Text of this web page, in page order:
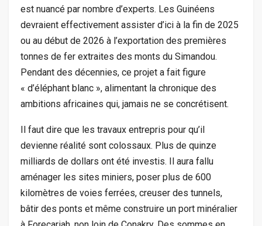
est nuancé par nombre d’experts. Les Guinéens
devraient effectivement assister d’ici à la fin de 2025
ou au début de 2026 à l’exportation des premières
tonnes de fer extraites des monts du Simandou.
Pendant des décennies, ce projet a fait figure
« d’éléphant blanc », alimentant la chronique des
ambitions africaines qui, jamais ne se concrétisent.
Il faut dire que les travaux entrepris pour qu’il
devienne réalité sont colossaux. Plus de quinze
milliards de dollars ont été investis. Il aura fallu
aménager les sites miniers, poser plus de 600
kilomètres de voies ferrées, creuser des tunnels,
bâtir des ponts et même construire un port minéralier